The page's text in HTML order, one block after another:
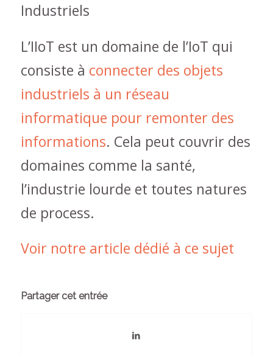
Industriels
L’IIoT est un domaine de l’IoT qui
consiste à connecter des objets
industriels à un réseau
informatique pour remonter des
informations. Cela peut couvrir des
domaines comme la santé,
l’industrie lourde et toutes natures
de process.
Voir notre article dédié à ce sujet
Partager cet entrée